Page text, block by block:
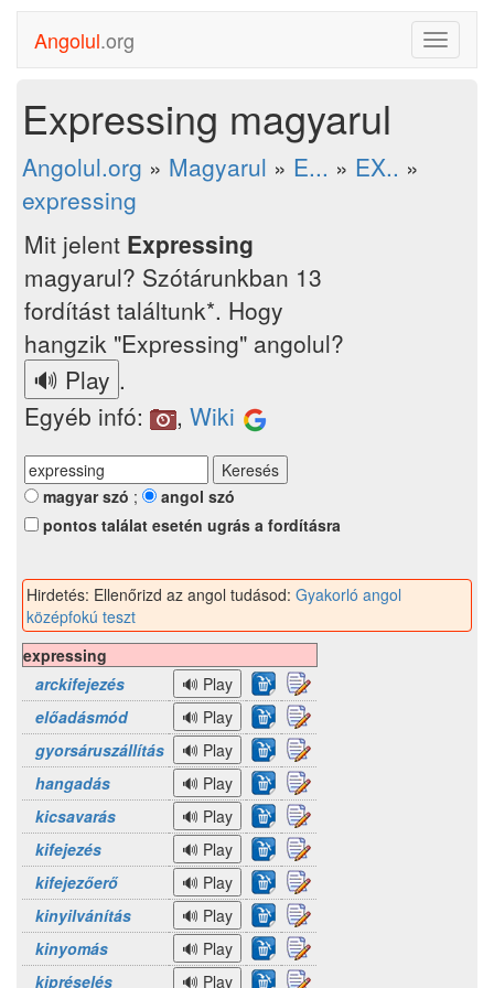
Toggle
Angolul.org
Expressing magyarul
Angolul.org » Magyarul » E... » EX.. »
expressing
Mit jelent Expressing
magyarul? Szótárunkban 13
fordítást találtunk*. Hogy
hangzik "Expressing" angolul?
.
Egyéb infó:
, Wiki
magyar szó ;
angol szó
pontos találat esetén ugrás a fordításra
Hirdetés: Ellenőrizd az angol tudásod: Gyakorló angol
középfokú teszt
expressing
arckifejezés
előadásmód
gyorsáruszállítás
hangadás
kicsavarás
kifejezés
kifejezőerő
kinyilvánítás
kinyomás
kipréselés